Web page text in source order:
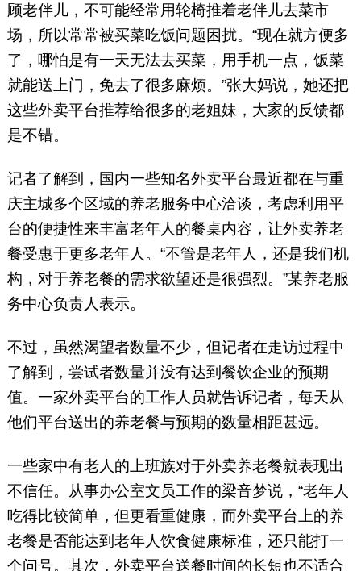
顾老伴儿，不可能经常用轮椅推着老伴儿去菜市
场，所以常常被买菜吃饭问题困扰。“现在就方便多
了，哪怕是有一天无法去买菜，用手机一点，饭菜
就能送上门，免去了很多麻烦。”张大妈说，她还把
这些外卖平台推荐给很多的老姐妹，大家的反馈都
是不错。
记者了解到，国内一些知名外卖平台最近都在与重
庆主城多个区域的养老服务中心洽谈，考虑利用平
台的便捷性来丰富老年人的餐桌内容，让外卖养老
餐受惠于更多老年人。“不管是老年人，还是我们机
构，对于养老餐的需求欲望还是很强烈。”某养老服
务中心负责人表示。
不过，虽然渴望者数量不少，但记者在走访过程中
了解到，尝试者数量并没有达到餐饮企业的预期
值。一家外卖平台的工作人员就告诉记者，每天从
他们平台送出的养老餐与预期的数量相距甚远。
一些家中有老人的上班族对于外卖养老餐就表现出
不信任。从事办公室文员工作的梁音梦说，“老年人
吃得比较简单，但更看重健康，而外卖平台上的养
老餐是否能达到老年人饮食健康标准，还只能打一
个问号。其次，外卖平台送餐时间的长短也不适合